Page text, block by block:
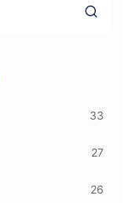
33
27
26